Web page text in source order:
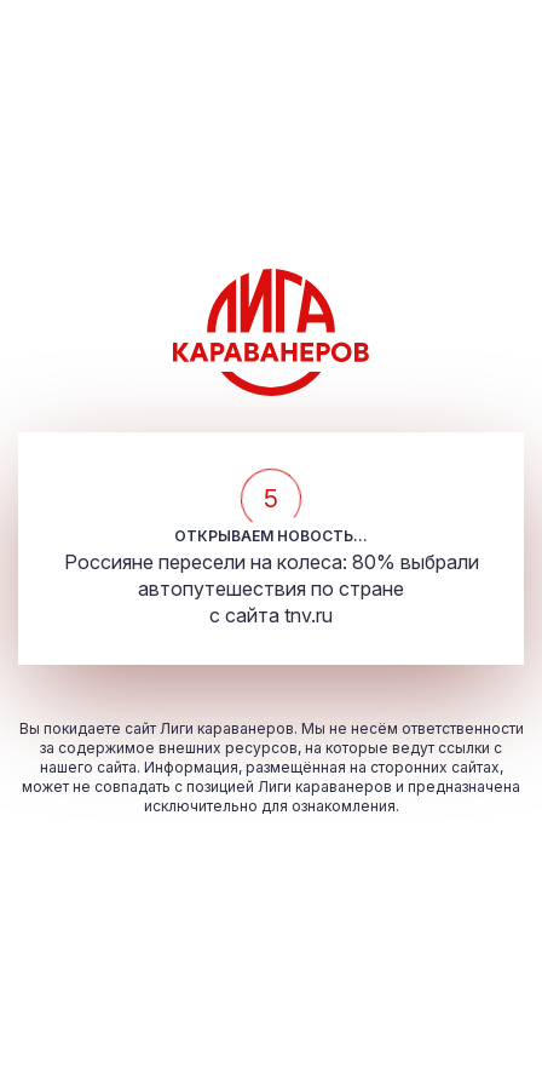
5
ОТКРЫВАЕМ НОВОСТЬ...
Россияне пересели на колеса: 80% выбрали
автопутешествия по стране
с сайта tnv.ru
Вы покидаете сайт Лиги караванеров. Мы не несём ответственности
за содержимое внешних ресурсов, на которые ведут ссылки с
нашего сайта. Информация, размещённая на сторонних сайтах,
может не совпадать с позицией Лиги караванеров и предназначена
исключительно для ознакомления.